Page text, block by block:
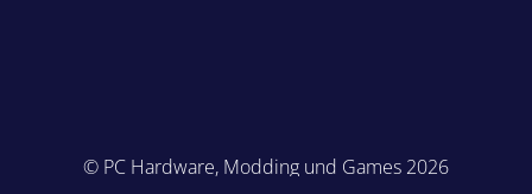
© PC Hardware, Modding und Games 2026